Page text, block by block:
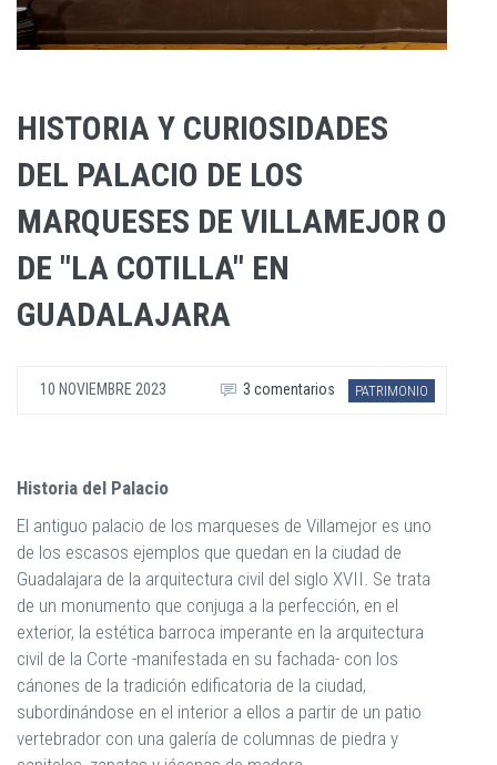
HISTORIA Y CURIOSIDADES
DEL PALACIO DE LOS
MARQUESES DE VILLAMEJOR O
DE "LA COTILLA" EN
GUADALAJARA
10 NOVIEMBRE 2023 PATRIMONIO
3 comentarios
Historia del Palacio
El antiguo palacio de los marqueses de Villamejor es uno
de los escasos ejemplos que quedan en la ciudad de
Guadalajara de la arquitectura civil del siglo XVII. Se trata
de un monumento que conjuga a la perfección, en el
exterior, la estética barroca imperante en la arquitectura
civil de la Corte -manifestada en su fachada- con los
cánones de la tradición edificatoria de la ciudad,
subordinándose en el interior a ellos a partir de un patio
vertebrador con una galería de columnas de piedra y